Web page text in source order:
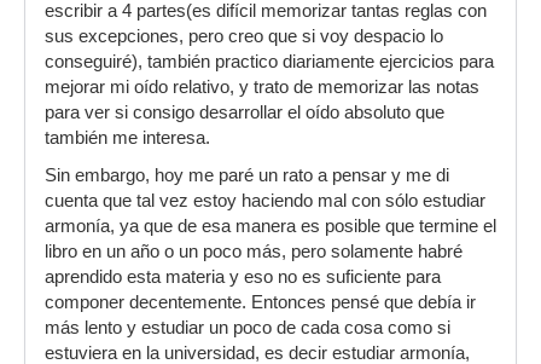
escribir a 4 partes(es difícil memorizar tantas reglas con
sus excepciones, pero creo que si voy despacio lo
conseguiré), también practico diariamente ejercicios para
mejorar mi oído relativo, y trato de memorizar las notas
para ver si consigo desarrollar el oído absoluto que
también me interesa.
Sin embargo, hoy me paré un rato a pensar y me di
cuenta que tal vez estoy haciendo mal con sólo estudiar
armonía, ya que de esa manera es posible que termine el
libro en un año o un poco más, pero solamente habré
aprendido esta materia y eso no es suficiente para
componer decentemente. Entonces pensé que debía ir
más lento y estudiar un poco de cada cosa como si
estuviera en la universidad, es decir estudiar armonía,